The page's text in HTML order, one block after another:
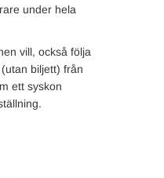
under hela
vill, också följa
biljett) från
ett syskon